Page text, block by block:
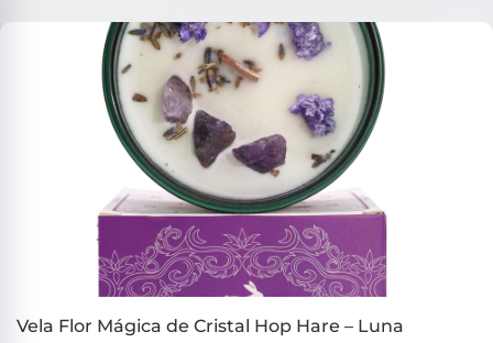
Vela Flor Mágica de Cristal Hop Hare – Luna